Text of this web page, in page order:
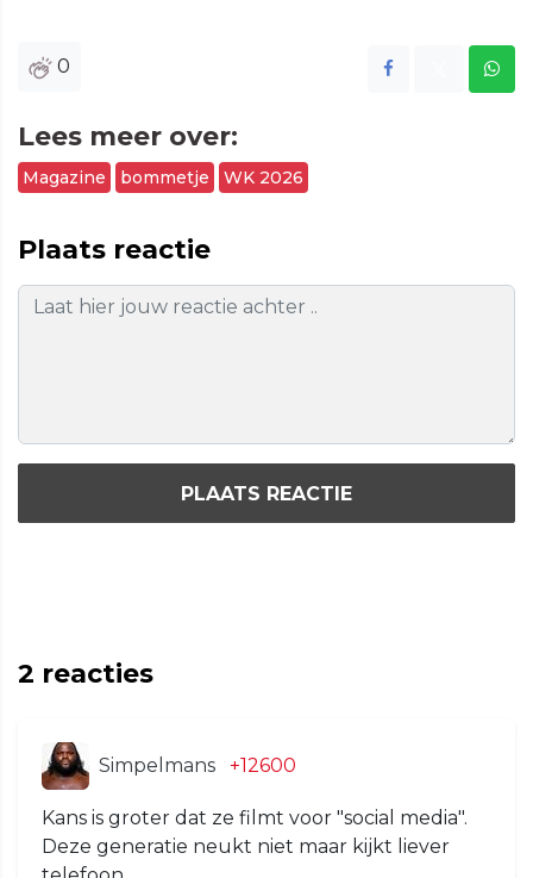
0
Lees meer over:
Magazine bommetje WK 2026
Plaats reactie
PLAATS REACTIE
2 reacties
Simpelmans +12600
Kans is groter dat ze filmt voor "social media".
Deze generatie neukt niet maar kijkt liever